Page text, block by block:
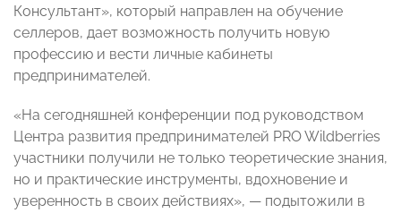
Консультант», который направлен на обучение
селлеров, дает возможность получить новую
профессию и вести личные кабинеты
предпринимателей.
«На сегодняшней конференции под руководством
Центра развития предпринимателей PRO Wildberries
участники получили не только теоретические знания,
но и практические инструменты, вдохновение и
уверенность в своих действиях», — подытожили в